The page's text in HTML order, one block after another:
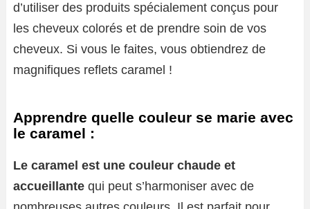
d’utiliser des produits spécialement conçus pour
les cheveux colorés et de prendre soin de vos
cheveux. Si vous le faites, vous obtiendrez de
magnifiques reflets caramel !
Apprendre quelle couleur se marie avec
le caramel :
Le caramel est une couleur chaude et
accueillante qui peut s’harmoniser avec de